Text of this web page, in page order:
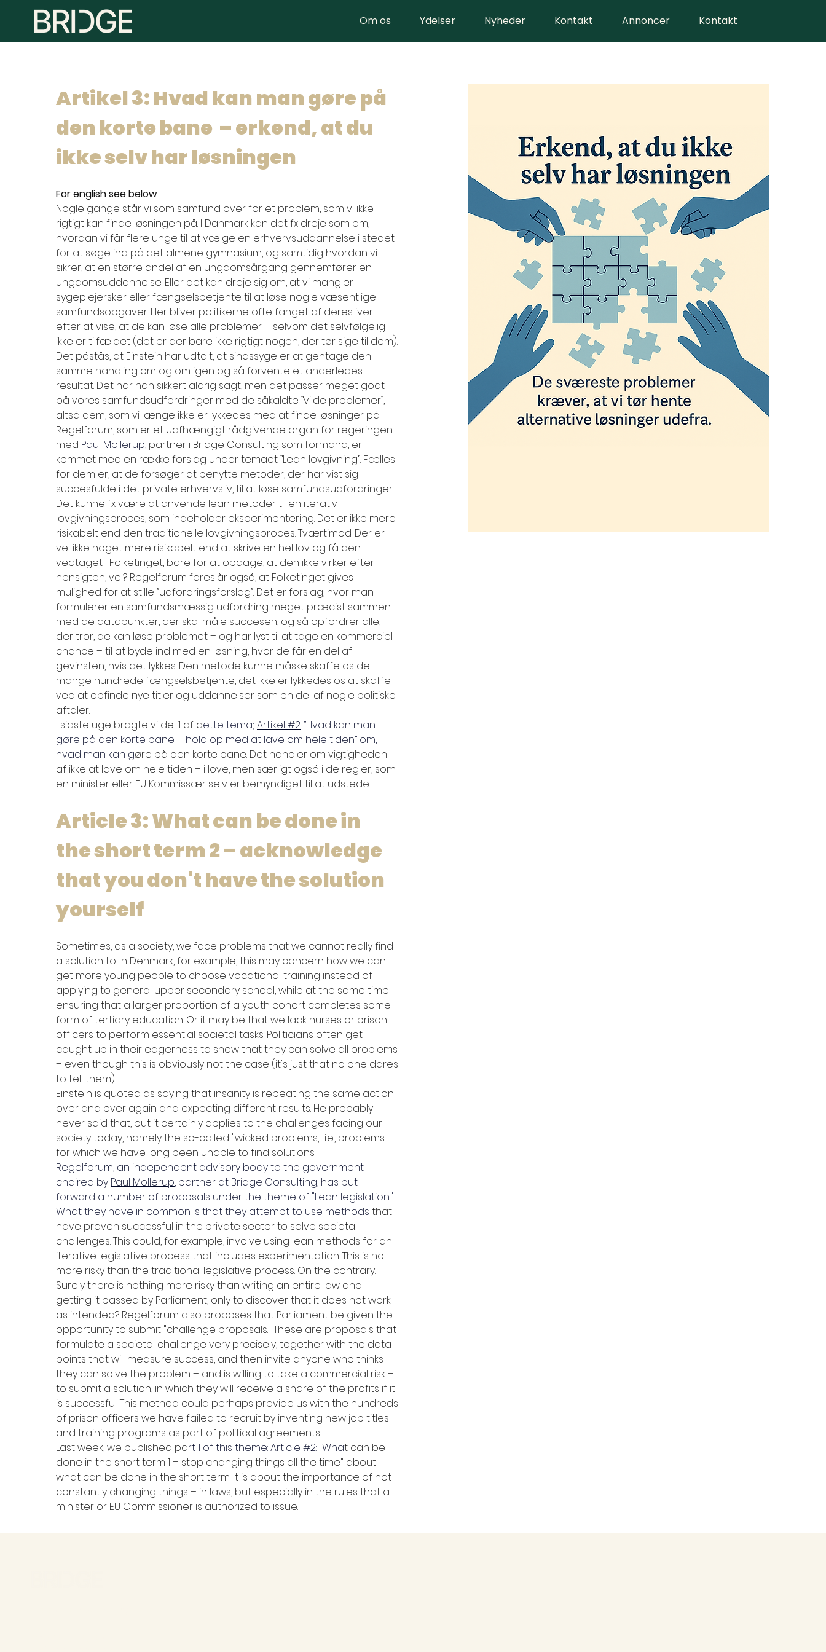
Om os Ydelser Nyheder Kontakt Annoncer Kontakt
Artikel 3: Hvad kan man gøre på
den korte bane  – erkend, at du
ikke selv har løsningen
For english see below
Nogle gange står vi som samfund over for et problem, som vi ikke
rigtigt kan finde løsningen på. I Danmark kan det fx dreje som om,
hvordan vi får flere unge til at vælge en erhvervsuddannelse i stedet
for at søge ind på det almene gymnasium, og samtidig hvordan vi
sikrer, at en større andel af en ungdomsårgang gennemfører en
ungdomsuddannelse. Eller det kan dreje sig om, at vi mangler
sygeplejersker eller fængselsbetjente til at løse nogle væsentlige
samfundsopgaver. Her bliver politikerne ofte fanget af deres iver
efter at vise, at de kan løse alle problemer – selvom det selvfølgelig
ikke er tilfældet (det er der bare ikke rigtigt nogen, der tør sige til dem).
Det påstås, at Einstein har udtalt, at sindssyge er at gentage den
samme handling om og om igen og så forvente et anderledes
resultat. Det har han sikkert aldrig sagt, men det passer meget godt
på vores samfundsudfordringer med de såkaldte ”vilde problemer”,
altså dem, som vi længe ikke er lykkedes med at finde løsninger på.
Regelforum, som er et uafhængigt rådgivende organ for regeringen
med Paul Mollerup, partner i Bridge Consulting som formand, er
kommet med en række forslag under temaet ”Lean lovgivning”. Fælles
for dem er, at de forsøger at benytte metoder, der har vist sig
succesfulde i det private erhvervsliv, til at løse samfundsudfordringer.
Det kunne fx være at anvende lean metoder til en iterativ
lovgivningsproces, som indeholder eksperimentering. Det er ikke mere
risikabelt end den traditionelle lovgivningsproces. Tværtimod. Der er
vel ikke noget mere risikabelt end at skrive en hel lov og få den
vedtaget i Folketinget, bare for at opdage, at den ikke virker efter
hensigten, vel? Regelforum foreslår også, at Folketinget gives
mulighed for at stille ”udfordringsforslag”. Det er forslag, hvor man
formulerer en samfundsmæssig udfordring meget præcist sammen
med de datapunkter, der skal måle succesen, og så opfordrer alle,
der tror, de kan løse problemet – og har lyst til at tage en kommerciel
chance – til at byde ind med en løsning, hvor de får en del af
gevinsten, hvis det lykkes. Den metode kunne måske skaffe os de
mange hundrede fængselsbetjente, det ikke er lykkedes os at skaffe
ved at opfinde nye titler og uddannelser som en del af nogle politiske
aftaler.
I sidste uge bragte vi del 1 af dette tema; Artikel #2: ”Hvad kan man
gøre på den korte bane – hold op med at lave om hele tiden” om,
hvad man kan gøre på den korte bane. Det handler om vigtigheden
af ikke at lave om hele tiden – i love, men særligt også i de regler, som
en minister eller EU Kommissær selv er bemyndiget til at udstede.
Article 3: What can be done in
the short term 2 – acknowledge
that you don't have the solution
yourself
Sometimes, as a society, we face problems that we cannot really find
a solution to. In Denmark, for example, this may concern how we can
get more young people to choose vocational training instead of
applying to general upper secondary school, while at the same time
ensuring that a larger proportion of a youth cohort completes some
form of tertiary education. Or it may be that we lack nurses or prison
officers to perform essential societal tasks. Politicians often get
caught up in their eagerness to show that they can solve all problems
– even though this is obviously not the case (it's just that no one dares
to tell them).
Einstein is quoted as saying that insanity is repeating the same action
over and over again and expecting different results. He probably
never said that, but it certainly applies to the challenges facing our
society today, namely the so-called "wicked problems," i.e., problems
for which we have long been unable to find solutions.
Regelforum, an independent advisory body to the government
chaired by Paul Mollerup, partner at Bridge Consulting, has put
forward a number of proposals under the theme of "Lean legislation."
What they have in common is that they attempt to use methods that
have proven successful in the private sector to solve societal
challenges. This could, for example, involve using lean methods for an
iterative legislative process that includes experimentation. This is no
more risky than the traditional legislative process. On the contrary.
Surely there is nothing more risky than writing an entire law and
getting it passed by Parliament, only to discover that it does not work
as intended? Regelforum also proposes that Parliament be given the
opportunity to submit "challenge proposals." These are proposals that
formulate a societal challenge very precisely, together with the data
points that will measure success, and then invite anyone who thinks
they can solve the problem – and is willing to take a commercial risk –
to submit a solution, in which they will receive a share of the profits if it
is successful. This method could perhaps provide us with the hundreds
of prison officers we have failed to recruit by inventing new job titles
and training programs as part of political agreements.
Last week, we published part 1 of this theme: Article #2: "What can be
done in the short term 1 – stop changing things all the time" about
what can be done in the short term. It is about the importance of not
constantly changing things – in laws, but especially in the rules that a
minister or EU Commissioner is authorized to issue.